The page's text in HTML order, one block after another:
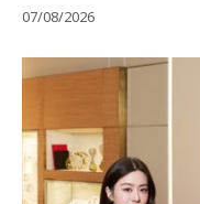
07/08/2026